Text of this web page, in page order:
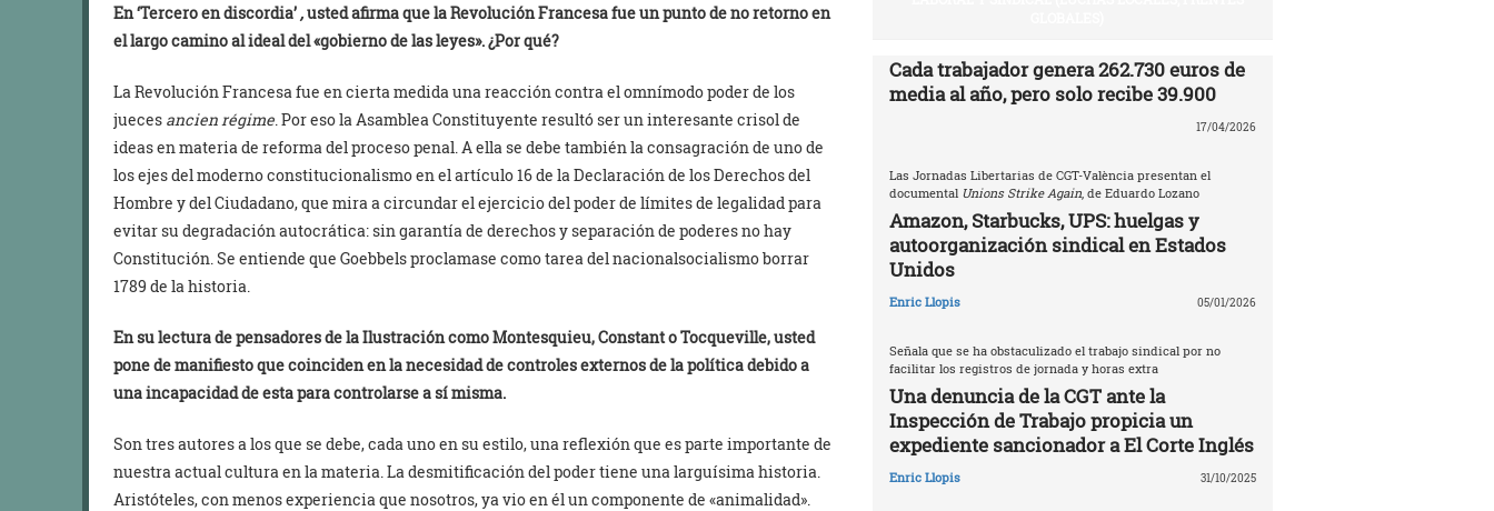
En ‘Tercero en discordia’ ,usted afirma que la Revolución Francesa fue un punto de no retorno en
el largo camino al ideal del «gobierno de las leyes». ¿Por qué?
La Revolución Francesa fue en cierta medida una reacción contra el omnímodo poder de los
jueces ancien régime . Por eso la Asamblea Constituyente resultó ser un interesante crisol de
ideas en materia de reforma del proceso penal. A ella se debe también la consagración de uno de
los ejes del moderno constitucionalismo en el artículo 16 de la Declaración de los Derechos del
Hombre y del Ciudadano, que mira a circundar el ejercicio del poder de límites de legalidad para
evitar su degradación autocrática: sin garantía de derechos y separación de poderes no hay
Constitución. Se entiende que Goebbels proclamase como tarea del nacionalsocialismo borrar
1789 de la historia.
En su lectura de pensadores de la Ilustración como Montesquieu, Constant o Tocqueville, usted
pone de manifiesto que coinciden en la necesidad de controles externos de la política debido a
una incapacidad de esta para controlarse a sí misma.
Son tres autores a los que se debe, cada uno en su estilo, una reflexión que es parte importante de
nuestra actual cultura en la materia. La desmitificación del poder tiene una larguísima historia.
Aristóteles, con menos experiencia que nosotros, ya vio en él un componente de «animalidad».
Cada trabajador genera 262.730 euros de
media al año, pero solo recibe 39.900
17/04/2026
Las Jornadas Libertarias de CGT-València presentan el
documental Unions Strike Again, de Eduardo Lozano
Amazon, Starbucks, UPS: huelgas y
autoorganización sindical en Estados
Unidos
Enric Llopis 05/01/2026
Señala que se ha obstaculizado el trabajo sindical por no
facilitar los registros de jornada y horas extra
Una denuncia de la CGT ante la
Inspección de Trabajo propicia un
expediente sancionador a El Corte Inglés
Enric Llopis 31/10/2025